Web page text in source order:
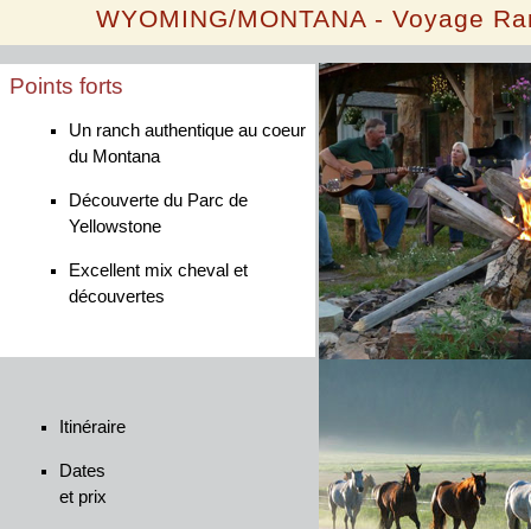
WYOMING/MONTANA - Voyage
Itinéraire
Dates
et prix
Points forts
Un ranch authentique au coeur
du Montana
Découverte du Parc de
Yellowstone
Excellent mix cheval et
découvertes